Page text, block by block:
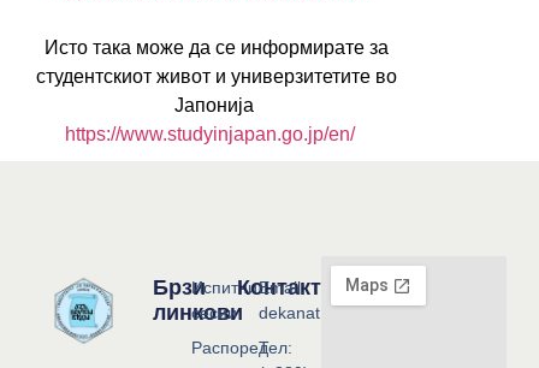
Исто така може да се информирате за
студентскиот живот и универзитетите во
Јапонија
https://www.studyinjapan.go.jp/en/
Брзи
линкови
Испитни
сесии
Распоред
Контакт
Email:
dekanat@flf.ukim.edu.mk
Тел: